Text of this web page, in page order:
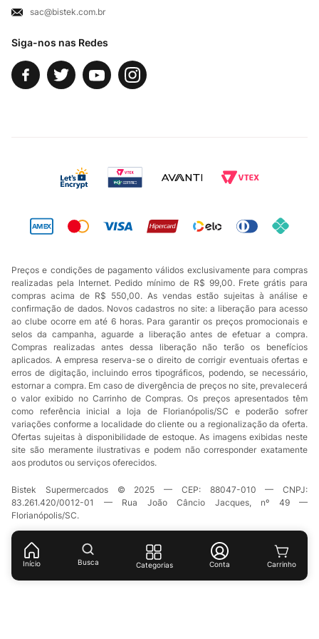
Início Busca Categorias Conta
Siga-nos nas Redes
Fale Conosco
sac@bistek.com.br
Preços e condições de pagamento válidos exclusivamente para compras
realizadas pela Internet. Pedido mínimo de R$ 99,00. Frete grátis para
compras acima de R$ 550,00. As vendas estão sujeitas à análise e
confirmação de dados. Novos cadastros no site: a liberação para acesso
ao clube ocorre em até 6 horas. Para garantir os preços promocionais e
selos da campanha, aguarde a liberação antes de efetuar a compra.
Compras realizadas antes dessa liberação não terão os benefícios
aplicados. A empresa reserva-se o direito de corrigir eventuais ofertas e
erros de digitação, incluindo erros tipográficos, podendo, se necessário,
estornar a compra. Em caso de divergência de preços no site, prevalecerá
o valor exibido no Carrinho de Compras. Os preços apresentados têm
como referência inicial a loja de Florianópolis/SC e poderão sofrer
variações conforme a localidade do cliente ou a regionalização da oferta.
Ofertas sujeitas à disponibilidade de estoque. As imagens exibidas neste
site são meramente ilustrativas e podem não corresponder exatamente
aos produtos ou serviços oferecidos.
Bistek Supermercados © 2025 — CEP: 88047-010 — CNPJ:
83.261.420/0012-01 — Rua João Câncio Jacques, nº 49 —
Florianópolis/SC.